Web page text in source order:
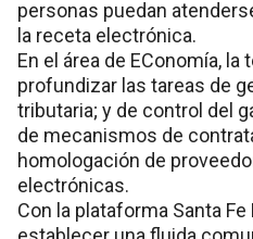
personas puedan
la receta electrónica.
En el área de EConomía, la
profundizar las tareas de
tributaria; y de control del
de mecanismos de
homologación de
electrónicas.
Con la plataforma Santa